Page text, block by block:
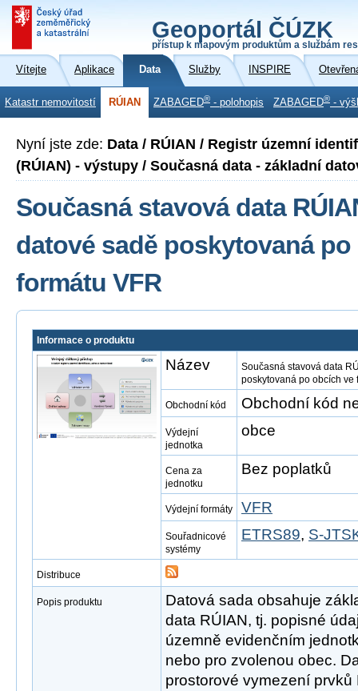
Geoportál ČÚZK
přístup k mapovým produktům a službám
Vítejte Aplikace Data Služby INSPIRE
Katastr nemovitostí RÚIAN ZABAGED® - polohopis ZABAGED® -
Nyní jste zde: Data / RÚIAN / Registr územní
(RÚIAN) - výstupy / Současná data - základní
Současná stavová data
datové sadě poskytovaná
formátu VFR
Informace o produktu
Název
Současná stavová data
poskytovaná po obcích ve
Obchodní kód Obchodní kód
Výdejní
jednotka
obce
Cena za
jednotku
Bez poplatků
Výdejní formáty VFR
Souřadnicové
systémy
ETRS89, S-
Distribuce
Popis produktu
Datová sada obsahuje
data RÚIAN, tj. popisné
územně evidenčním
nebo pro zvolenou obec.
prostorové vymezení prvků